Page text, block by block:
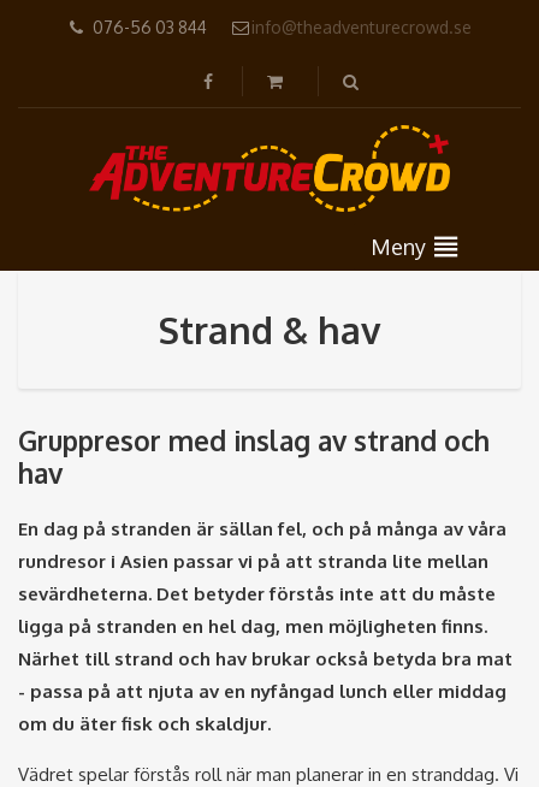
076-56 03 844 info@theadventurecrowd.se
Meny
Strand & hav
Gruppresor med inslag av strand och
hav
En dag på stranden är sällan fel, och på många av våra
rundresor i Asien passar vi på att stranda lite mellan
sevärdheterna. Det betyder förstås inte att du måste
ligga på stranden en hel dag, men möjligheten finns.
Närhet till strand och hav brukar också betyda bra mat
- passa på att njuta av en nyfångad lunch eller middag
om du äter fisk och skaldjur.
Vädret spelar förstås roll när man planerar in en stranddag. Vi